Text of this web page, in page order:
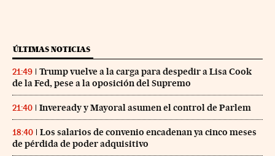
ÚLTIMAS NOTICIAS
21:49
Trump vuelve a la carga para despedir a Lisa Cook
de la Fed, pese a la oposición del Supremo
21:40 Inveready y Mayoral asumen el control de Parlem
18:40
Los salarios de convenio encadenan ya cinco meses
de pérdida de poder adquisitivo